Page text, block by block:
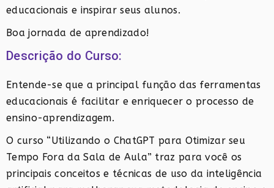
educacionais e inspirar seus alunos.
Boa jornada de aprendizado!
Descrição do Curso:
Entende-se que a principal função das ferramentas
educacionais é facilitar e enriquecer o processo de
ensino-aprendizagem.
O curso “Utilizando o ChatGPT para Otimizar seu
Tempo Fora da Sala de Aula” traz para você os
principais conceitos e técnicas de uso da inteligência